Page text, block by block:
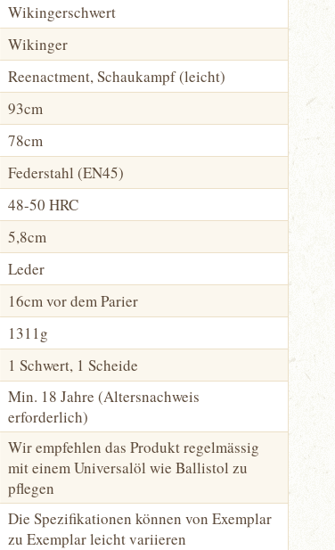
Wikingerschwert
Wikinger
Reenactment, Schaukampf (leicht)
93cm
78cm
Federstahl (EN45)
48-50 HRC
5,8cm
Leder
16cm vor dem Parier
1311g
1 Schwert, 1 Scheide
Min. 18 Jahre (Altersnachweis
erforderlich)
Wir empfehlen das Produkt regelmässig
mit einem Universalöl wie Ballistol zu
pflegen
Die Spezifikationen können von Exemplar
zu Exemplar leicht variieren